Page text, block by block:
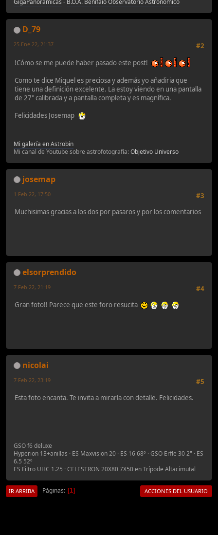
D_79
#2
25-Ene-22, 21:37
!Cómo se me puede haber pasado este post!
Como te dice Miquel es preciosa y además yo añadiria que
tiene una definición excelente. La estoy viendo en una pantalla
de 27" calibrada y a pantalla completa y es magnífica.
Felicidades Josemap
Mi galería en Astrobin
Mi canal de Youtube sobre astrofotografía:Objetivo Universo
josemap
#3
1-Feb-22, 17:50
Muchisimas gracias a los dos por pasaros y por los comentarios
elsorprendido
#4
7-Feb-22, 21:19
Gran foto!! Parece que este foro resucita
nicolai
#5
7-Feb-22, 23:19
Esta foto encanta. Te invita a mirarla con detalle. Felicidades.
GSO f6 deluxe
Hyperion 13+anillas · ES Maxvision 20 · ES 16 68º · GSO Erfle 30 2" · ES
6.5 52º
ES Filtro UHC 1.25 · CELESTRON 20X80 7X50 en Trípode Altacimutal
IR ARRIBA Páginas 1 ACCIONES DEL USUARIO